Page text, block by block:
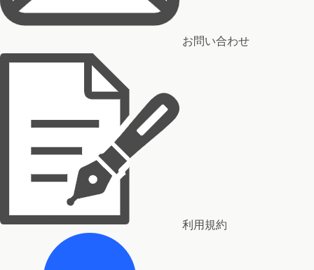
お問い合わせ
利用規約